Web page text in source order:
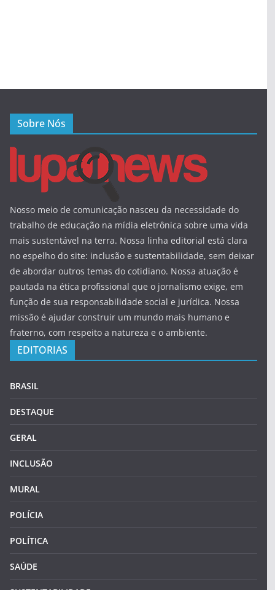
Sobre Nós
Nosso meio de comunicação nasceu da necessidade do
trabalho de educação na mídia eletrônica sobre uma vida
mais sustentável na terra. Nossa linha editorial está clara
no espelho do site: inclusão e sustentabilidade, sem deixar
de abordar outros temas do cotidiano. Nossa atuação é
pautada na ética profissional que o jornalismo exige, em
função de sua responsabilidade social e jurídica. Nossa
missão é ajudar construir um mundo mais humano e
fraterno, com respeito a natureza e o ambiente.
EDITORIAS
BRASIL
DESTAQUE
GERAL
INCLUSÃO
MURAL
POLÍCIA
POLÍTICA
SAÚDE